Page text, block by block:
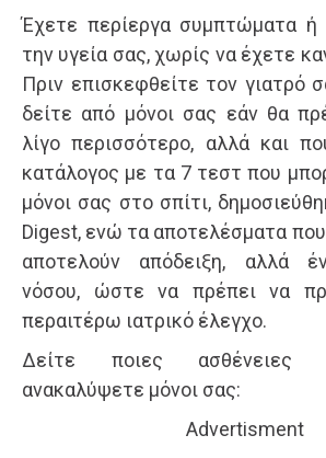
Έχετε περίεργα συμπτώματα ή
την υγεία σας, χωρίς να έχετε
Πριν επισκεφθείτε τον γιατρό
δείτε από μόνοι σας εάν θα
λίγο περισσότερο, αλλά και
κατάλογος με τα 7 τεστ που
μόνοι σας στο σπίτι,
Digest, ενώ τα αποτελέσματα
αποτελούν απόδειξη, αλλά
νόσου, ώστε να πρέπει να
περαιτέρω ιατρικό έλεγχο.
Δείτε ποιες ασθένειες
ανακαλύψετε μόνοι σας:
Advertisment